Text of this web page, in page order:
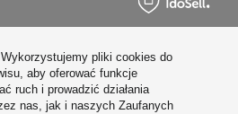
pliki cookies do
aby oferować funkcje
ruch i prowadzić działania
nas, jak i naszych Zaufanych